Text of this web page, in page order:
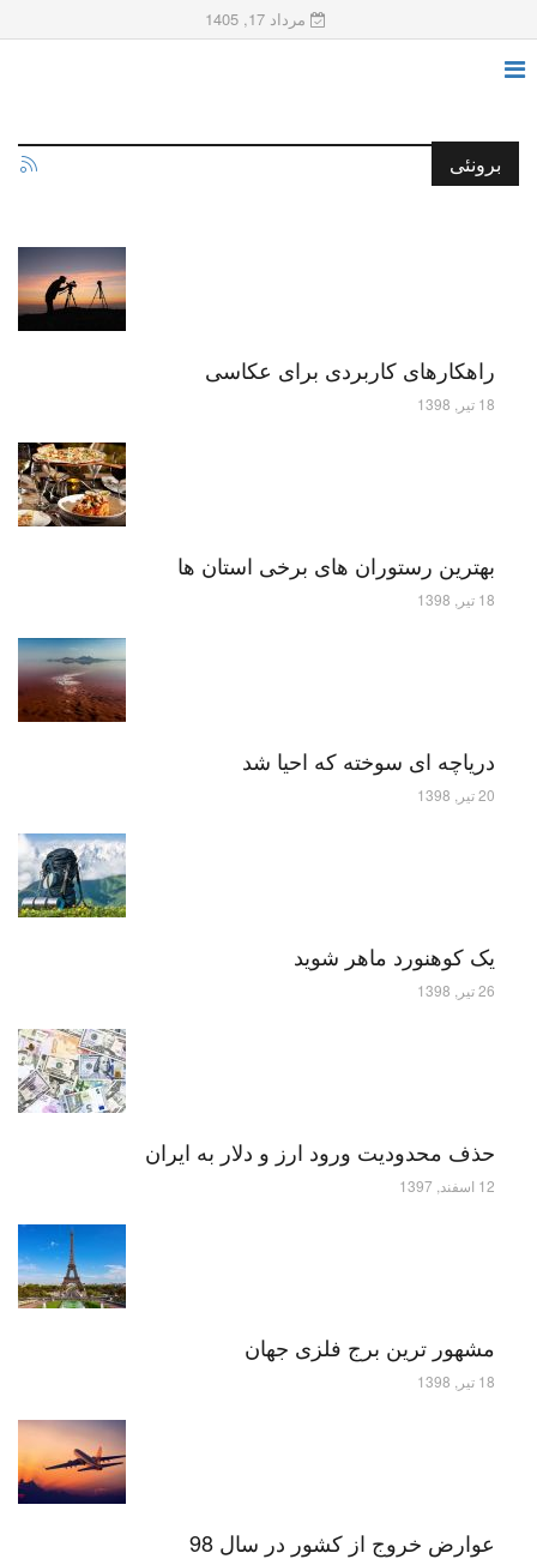
مرداد 17, 1405
برونئی
راهکارهای کاربردی برای عکاسی
18 تیر, 1398
بهترین رستوران های برخی استان ها
18 تیر, 1398
دریاچه ای سوخته که احیا شد
20 تیر, 1398
یک کوهنورد ماهر شوید
26 تیر, 1398
حذف محدودیت ورود ارز و دلار به ایران
12 اسفند, 1397
مشهور ترین برج فلزی جهان
18 تیر, 1398
عوارض خروج از کشور در سال 98